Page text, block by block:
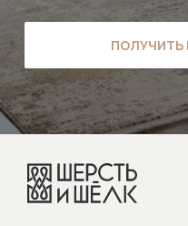
ПОЛУЧИТЬ